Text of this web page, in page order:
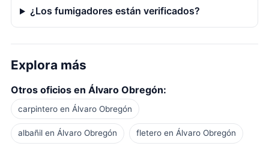
¿Los fumigadores están verificados?
Explora más
Otros oficios en Álvaro Obregón:
carpintero en Álvaro Obregón
albañil en Álvaro Obregón fletero en Álvaro Obregón